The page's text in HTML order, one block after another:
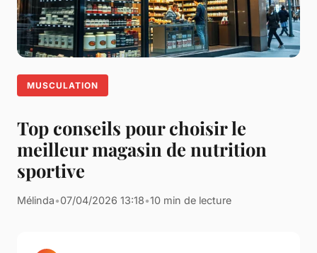
MUSCULATION
Top conseils pour choisir le
meilleur magasin de nutrition
sportive
Mélinda•07/04/2026 13:18•10 min de lecture